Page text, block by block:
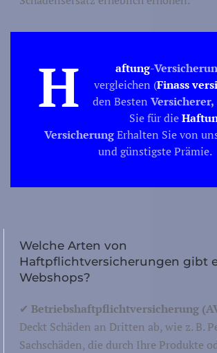
Wissenschaft
Konstruktion
H aftung-
vergleichen (Finass
den Besten Versicherer,
Sie für die
Versicherung Erhalten Sie von
und günstigste Prämie.
Welche Arten von
Haftpflichtversicherungen gibt
Webshops?
✔ Betriebshaftpflichtversicherung
Deckt Schäden an Dritten ab, wie z. B.
Sachschäden, die durch Ihre Produkte